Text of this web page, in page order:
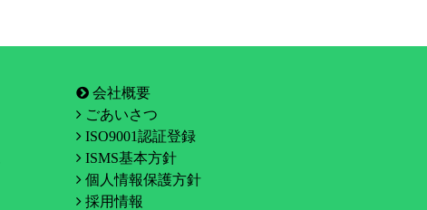
会社概要
ごあいさつ
ISO9001認証登録
ISMS基本方針
個人情報保護方針
採用情報